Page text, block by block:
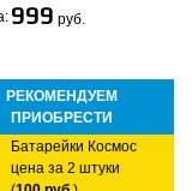
999 руб.
РЕКОМЕНДУЕМ
ПРИОБРЕСТИ
Батарейки Космос
цена за 2 штуки